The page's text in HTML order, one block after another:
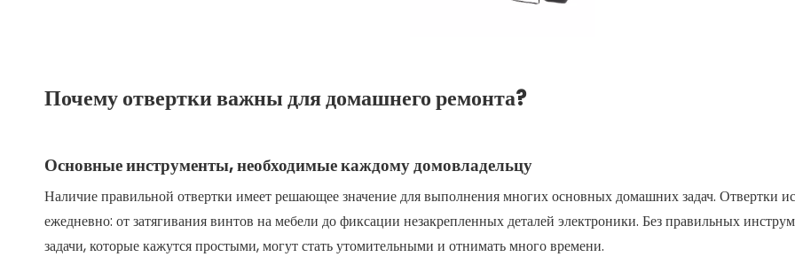
Почему отвертки важны для домашнего ремонта?
Основные инструменты, необходимые каждому домовладельцу
Наличие правильной отвертки имеет решающее значение для выполнения многих основных домашних задач. Отвертки
ежедневно: от затягивания винтов на мебели до фиксации незакрепленных деталей электроники. Без правильных
задачи, которые кажутся простыми, могут стать утомительными и отнимать много времени.